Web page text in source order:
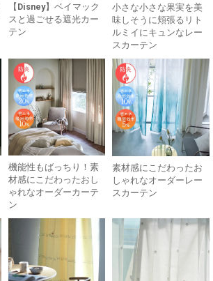
【Disney】ベイマック
スと過ごせる遮光カー
テン
小さな小さな果実を美
味しそうに頬張るリト
ルミイにキュンなレー
スカーテン
機能性もばっちり！素
材感にこだわったおし
ゃれなオーダーカーテ
ン
素材感にこだわったお
しゃれなオーダーレー
スカーテン